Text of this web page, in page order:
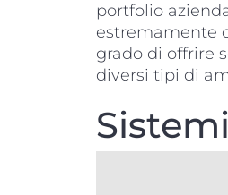
portfolio
estremamente
grado di offrire
diversi tipi di